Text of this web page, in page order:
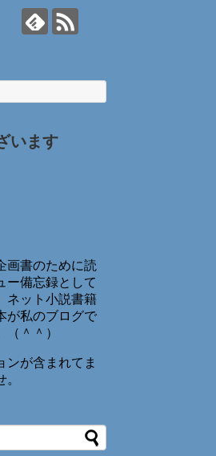
います
画書のために読
ー備忘録として
ネット小説書籍
が私のブログで
＾＾）
ンが含まれてま